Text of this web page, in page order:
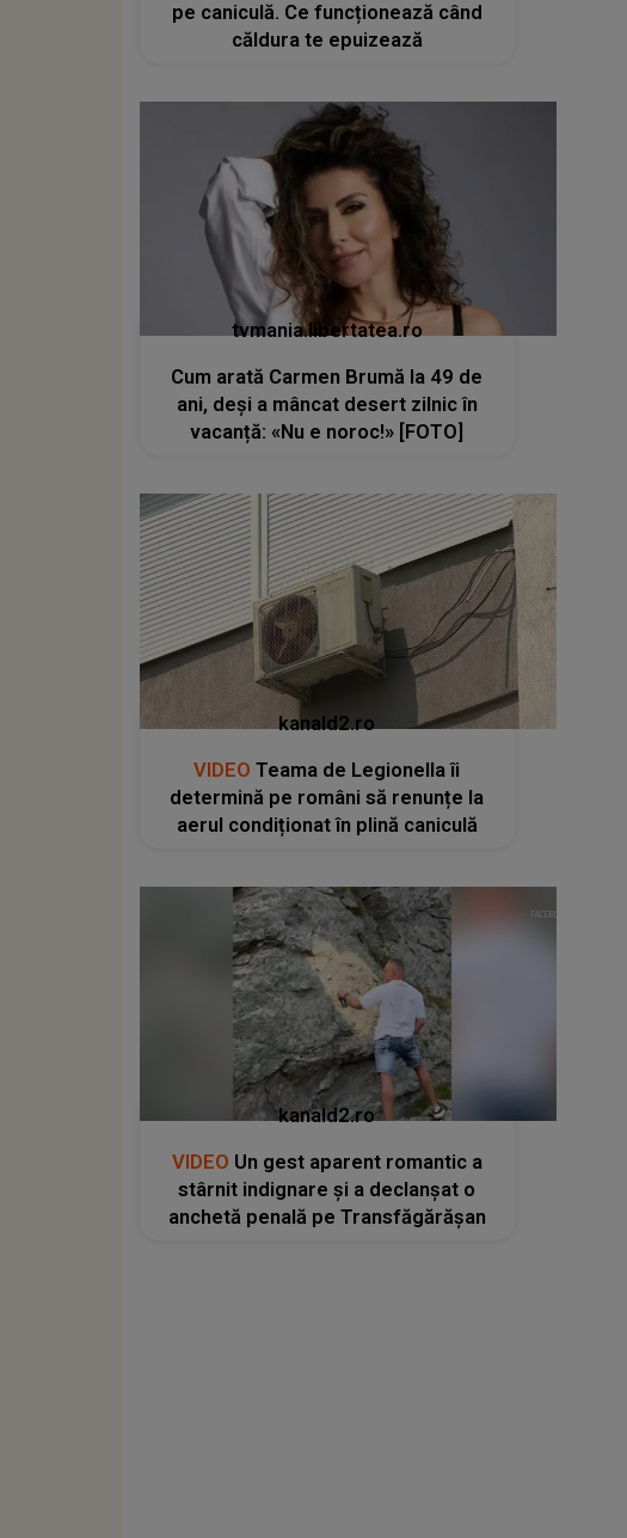
pe caniculă. Ce funcționează când
căldura te epuizează
tvmania.libertatea.ro
Cum arată Carmen Brumă la 49 de
ani, deși a mâncat desert zilnic în
vacanță: «Nu e noroc!» [FOTO]
kanald2.ro
VIDEO Teama de Legionella îi
determină pe români să renunțe la
aerul condiționat în plină caniculă
kanald2.ro
VIDEO Un gest aparent romantic a
stârnit indignare și a declanșat o
anchetă penală pe Transfăgărășan